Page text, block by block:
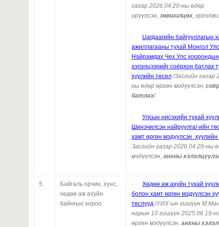
газар 2026.04.20-ны өдөр
ирүүлсэн, зөвшилцөх ,
· Цагдаагийн байгууллагын
ажиллагааны тухай Монгол
Найрамдах Чех Улс хоорондын
хэлэлцээрийг соёрхон батлах
хуулийн төсөл /Засгийн газар
ны өдөр өргөн мэдүүлсэн,
батлах/
· Улсын нисэхийн тухай
Шинэчилсэн найруулга/-ийн
хамт өргөн мэдүүлсэн хуулийн
Засгийн газар 2026.04.20-ны
мэдүүлсэн, анхны
5
Байгаль орчин, хүнс,
хөдөө аж ахуйн
байнгын хороо
· Хөдөө аж ахуйн тухай
болон хамт өргөн мэдүүлсэн
төслүүд /УИХ-ын гишүүн
нарын 10 гишүүн 2025.06.19-
өргөн мэдүүлсэн, анхны